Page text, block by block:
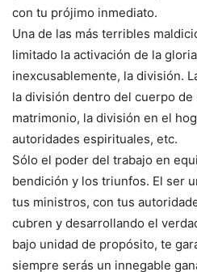
con tu prójimo inmediato.
Una de las más terribles
limitado la activación de la
inexcusablemente, la división.
la división dentro del cuerpo
matrimonio, la división en el
autoridades espirituales, etc.
Sólo el poder del trabajo en
bendición y los triunfos. El ser
tus ministros, con tus
cubren y desarrollando el
bajo unidad de propósito, te
siempre serás un innegable